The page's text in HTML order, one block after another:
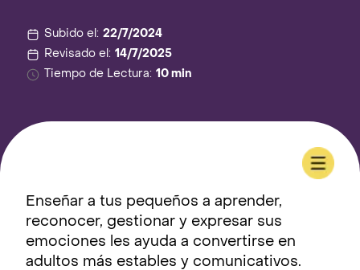
Subido el: 22/7/2024
Revisado el: 14/7/2025
Tiempo de Lectura: 10 min
Enseñar a tus pequeños a aprender,
reconocer, gestionar y expresar sus
emociones les ayuda a convertirse en
adultos más estables y comunicativos.